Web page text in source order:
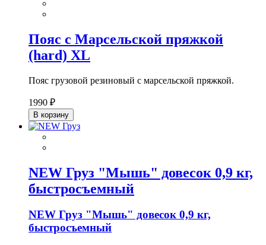
Пояс с Марсельской пряжкой
(hard) XL
Пояс грузовой резиновый с марсельской пряжкой.
1990 ₽
В корзину
NEW Груз "Мышь" довесок 0,9 кг,
быстросъемный
NEW Груз "Мышь" довесок 0,9 кг,
быстросъемный